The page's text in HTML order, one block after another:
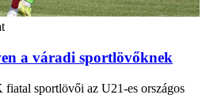
a váradi sportlövőknek
fiatal sportlövői az U21-es országos